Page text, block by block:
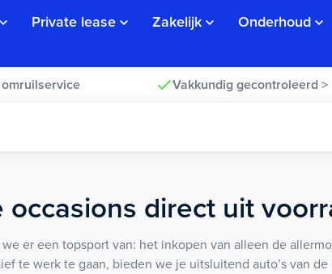
Private lease Zakelijk Onderhoud
omruilservice Vakkundig gecontroleerd >
occasions direct uit
er een topsport van: het inkopen van alleen de
te werk te gaan, bieden we je uitsluitend auto’s van